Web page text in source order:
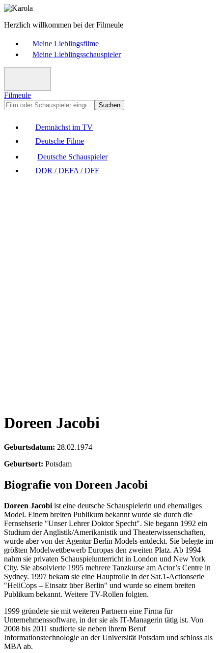
Herzlich willkommen bei der Filmeule
Meine Lieblingsfilme
Meine Lieblingsschauspieler
Filmeule
Suchen
Demnächst im TV
Deutsche Filme
Deutsche Schauspieler
DDR / DEFA / DFF
Doreen Jacobi
Geburtsdatum: 28.02.1974
Geburtsort: Potsdam
Biografie von Doreen Jacobi
Doreen Jacobi ist eine deutsche Schauspielerin und ehemaliges
Model. Einem breiten Publikum bekannt wurde sie durch die
Fernsehserie "Unser Lehrer Doktor Specht". Sie begann 1992 ein
Studium der Anglistik/Amerikanistik und Theaterwissenschaften,
wurde aber von der Agentur Berlin Models entdeckt. Sie belegte im
größten Modelwettbewerb Europas den zweiten Platz. Ab 1994
nahm sie privaten Schauspielunterricht in London und New York
City. Sie absolvierte 1995 mehrere Tanzkurse am Actor’s Centre in
Sydney. 1997 bekam sie eine Hauptrolle in der Sat.1-Actionserie
"HeliCops – Einsatz über Berlin" und wurde so einem breiten
Publikum bekannt. Weitere TV-Rollen folgten.
1999 gründete sie mit weiteren Partnern eine Firma für
Unternehmenssoftware, in der sie als IT-Managerin tätig ist. Von
2008 bis 2011 studierte sie neben ihrem Beruf
Informationstechnologie an der Universität Potsdam und schloss als
MBA ab.